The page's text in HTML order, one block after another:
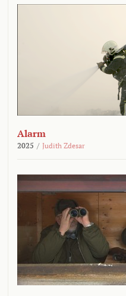
Alarm
2025 / Judith Zdesar